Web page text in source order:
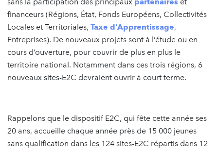
financeurs (Régions, État, Fonds Européens, Collectivités
Locales et Territoriales, Taxe d’Apprentissage,
Entreprises). De nouveaux projets sont à l’étude ou en
cours d’ouverture, pour couvrir de plus en plus le
territoire national. Notamment dans ces trois régions, 6
nouveaux sites-E2C devraient ouvrir à court terme.
Rappelons que le dispositif E2C, qui fête cette année ses
20 ans, accueille chaque année près de 15 000 jeunes
sans qualification dans les 124 sites-E2C répartis dans 12